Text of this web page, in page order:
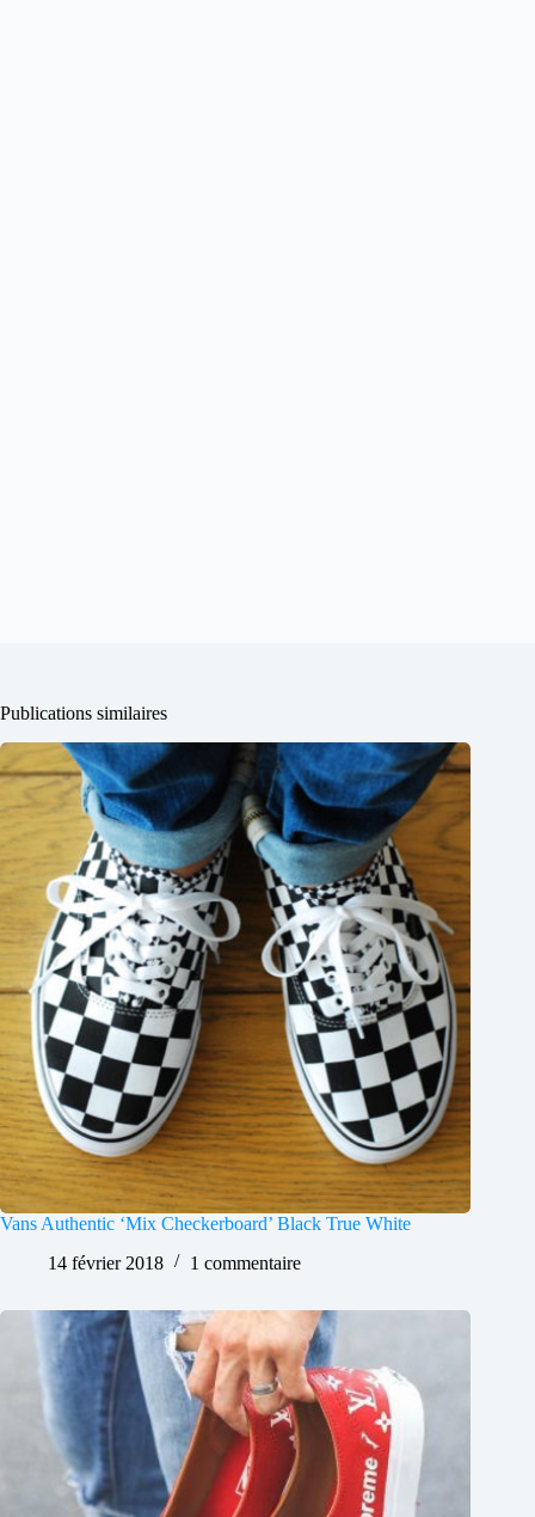
Publications similaires
Vans Authentic ‘Mix Checkerboard’ Black True White
14 février 2018
1 commentaire